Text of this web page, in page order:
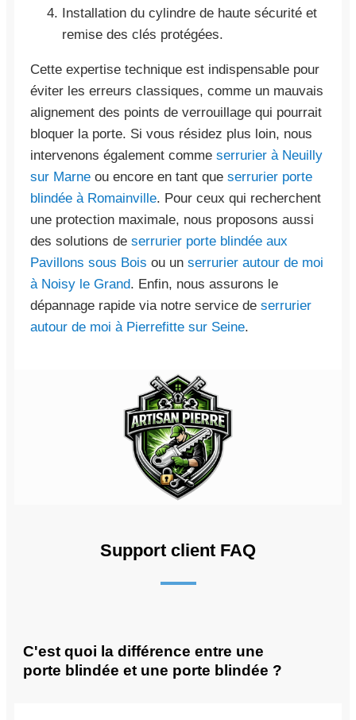
Installation du cylindre de haute sécurité et
remise des clés protégées.
Cette expertise technique est indispensable pour
éviter les erreurs classiques, comme un mauvais
alignement des points de verrouillage qui pourrait
bloquer la porte. Si vous résidez plus loin, nous
intervenons également comme serrurier à Neuilly
sur Marne ou encore en tant que serrurier porte
blindée à Romainville. Pour ceux qui recherchent
une protection maximale, nous proposons aussi
des solutions de serrurier porte blindée aux
Pavillons sous Bois ou un serrurier autour de moi
à Noisy le Grand. Enfin, nous assurons le
dépannage rapide via notre service de serrurier
autour de moi à Pierrefitte sur Seine.
Support client FAQ
C'est quoi la différence entre une
porte blindée et une porte blindée ?